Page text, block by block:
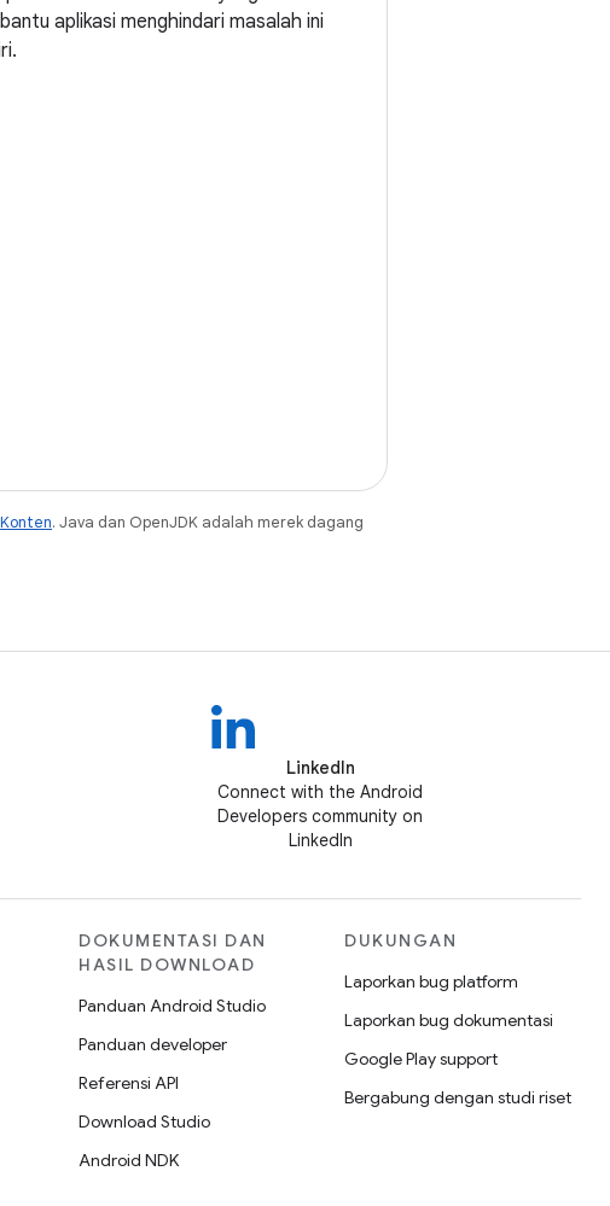
aplikasi menghindari masalah ini
. Java dan OpenJDK adalah merek dagang
LinkedIn
Connect with the Android
Developers community on
LinkedIn
DOKUMENTASI DAN
HASIL DOWNLOAD
Panduan Android Studio
Panduan developer
Referensi API
Download Studio
Android NDK
DUKUNGAN
Laporkan bug platform
Laporkan bug dokumentasi
Google Play support
Bergabung dengan studi riset